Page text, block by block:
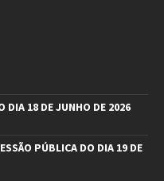
DIA 18 DE JUNHO DE 2026
PÚBLICA DO DIA 19 DE